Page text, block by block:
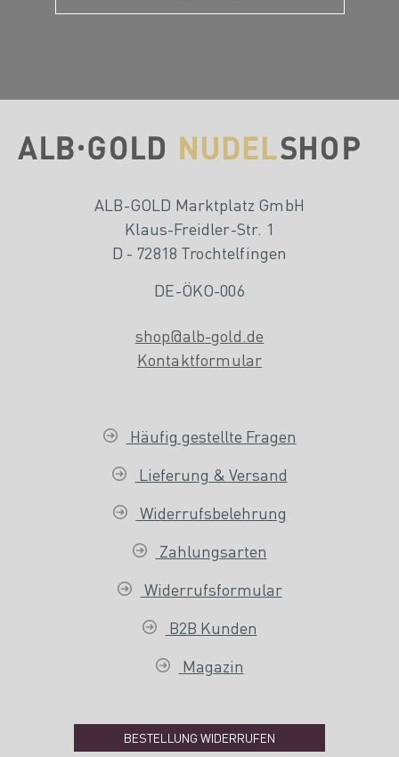
ALB-GOLD Marktplatz GmbH
Klaus-Freidler-Str. 1
D - 72818 Trochtelfingen
DE-ÖKO-006
shop@alb-gold.de
Kontaktformular
Häufig gestellte Fragen
Lieferung & Versand
Widerrufsbelehrung
Zahlungsarten
Widerrufsformular
B2B Kunden
Magazin
BESTELLUNG WIDERRUFEN